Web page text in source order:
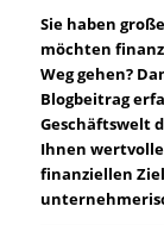
Sie haben
möchten
Weg gehen?
Blogbeitrag
Geschäftswelt
Ihnen
finanziellen